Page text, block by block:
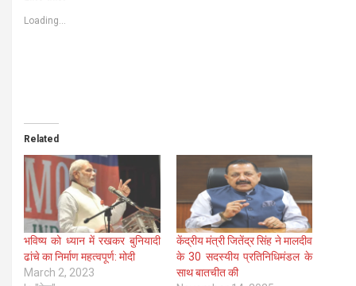
Loading...
Related
भविष्य को ध्यान में रखकर बुनियादी
ढांचे का निर्माण महत्वपूर्ण: मोदी
March 2, 2023
केंद्रीय मंत्री जितेंद्र सिंह ने मालदीव
के 30 सदस्यीय प्रतिनिधिमंडल के
साथ बातचीत की